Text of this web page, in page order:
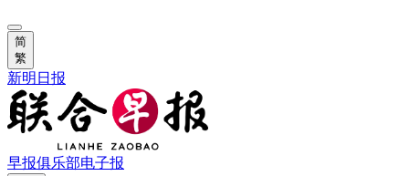
简
繁
新明日报
早报俱乐部电子报